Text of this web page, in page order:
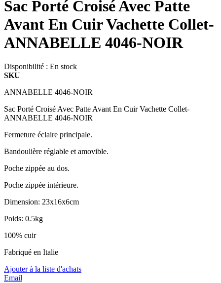
Sac Porté Croisé Avec Patte
Avant En Cuir Vachette Collet-
ANNABELLE 4046-NOIR
Disponibilité : En stock
SKU
ANNABELLE 4046-NOIR
Sac Porté Croisé Avec Patte Avant En Cuir Vachette Collet-
ANNABELLE 4046-NOIR
Fermeture éclaire principale.
Bandoulière réglable et amovible.
Poche zippée au dos.
Poche zippée intérieure.
Dimension: 23x16x6cm
Poids: 0.5kg
100% cuir
Fabriqué en Italie
Ajouter à la liste d'achats
Email